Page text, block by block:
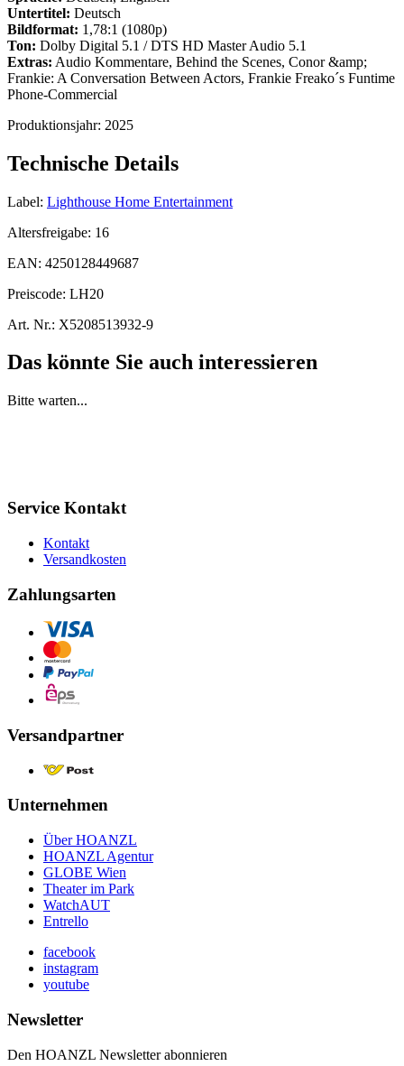
Untertitel: Deutsch
Bildformat: 1,78:1 (1080p)
Ton: Dolby Digital 5.1 / DTS HD Master Audio 5.1
Extras: Audio Kommentare, Behind the Scenes, Conor &amp;
Frankie: A Conversation Between Actors, Frankie Freako´s Funtime
Phone-Commercial
Produktionsjahr: 2025
Technische Details
Label: Lighthouse Home Entertainment
Altersfreigabe: 16
EAN: 4250128449687
Preiscode: LH20
Art. Nr.: X5208513932-9
Das könnte Sie auch interessieren
Bitte warten...
Service Kontakt
Kontakt
Versandkosten
Zahlungsarten
Versandpartner
Unternehmen
Über HOANZL
HOANZL Agentur
GLOBE Wien
Theater im Park
WatchAUT
Entrello
facebook
instagram
youtube
Newsletter
Den HOANZL Newsletter abonnieren